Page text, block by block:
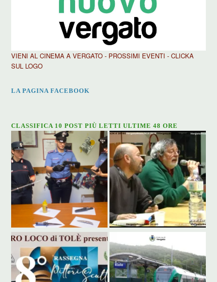
VIENI AL CINEMA A VERGATO - PROSSIMI EVENTI - CLICKA
SUL LOGO
LA PAGINA FACEBOOK
CLASSIFICA 10 POST PIÙ LETTI ULTIME 48 ORE